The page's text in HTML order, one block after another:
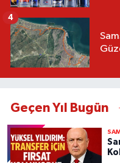
4
Geçen Yıl Bugün